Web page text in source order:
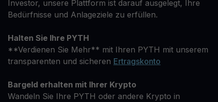
Investor, unsere Plattform ist darauf ausgelegt, Ihre
Bedürfnisse und Anlageziele zu erfüllen.
Halten Sie Ihre PYTH
**Verdienen Sie Mehr** mit Ihren PYTH mit unserem
transparenten und sicheren Ertragskonto
Bargeld erhalten mit Ihrer Krypto
Wandeln Sie Ihre PYTH oder andere Krypto in